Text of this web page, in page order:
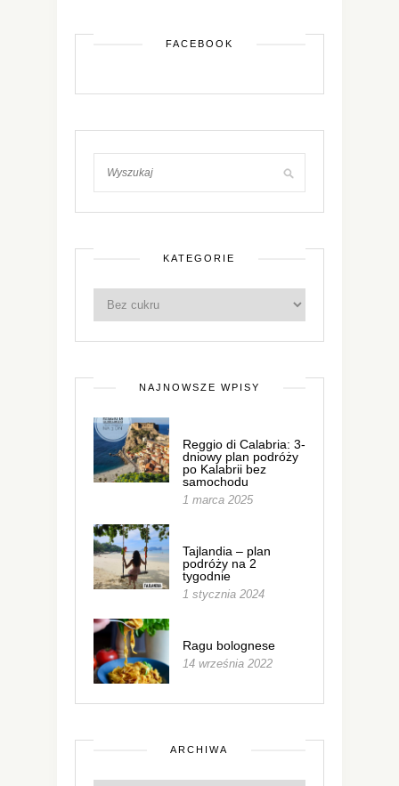
FACEBOOK
KATEGORIE
NAJNOWSZE WPISY
Reggio di Calabria: 3-
dniowy plan podróży
po Kalabrii bez
samochodu
1 marca 2025
Tajlandia – plan
podróży na 2
tygodnie
1 stycznia 2024
Ragu bolognese
14 września 2022
ARCHIWA